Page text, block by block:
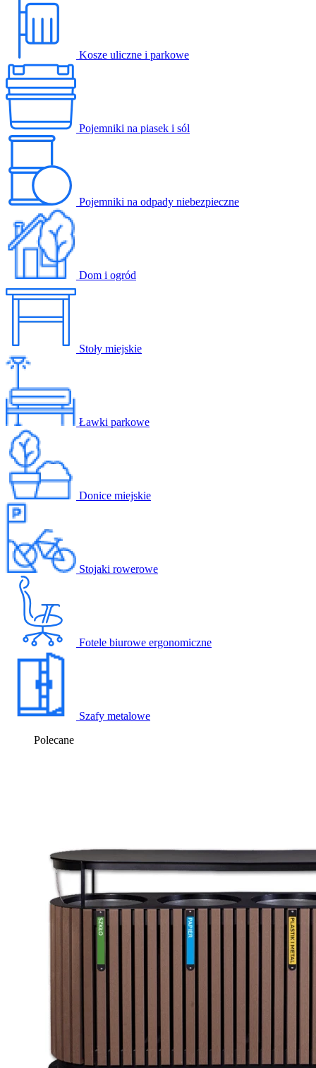
Kosze uliczne i parkowe
Pojemniki na piasek i sól
Pojemniki na odpady niebezpieczne
Dom i ogród
Stoły miejskie
Ławki parkowe
Donice miejskie
Stojaki rowerowe
Fotele biurowe ergonomiczne
Szafy metalowe
Polecane